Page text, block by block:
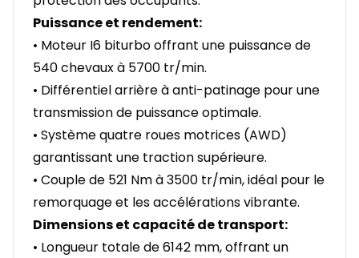
Puissance et rendement:
• Moteur I6 biturbo offrant une puissance de
540 chevaux à 5700 tr/min.
• Différentiel arrière à anti-patinage pour une
transmission de puissance optimale.
• Système quatre roues motrices (AWD)
garantissant une traction supérieure.
• Couple de 521 Nm à 3500 tr/min, idéal pour le
remorquage et les accélérations vibrante.
Dimensions et capacité de transport:
• Longueur totale de 6142 mm, offrant un